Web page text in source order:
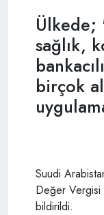
Ülkede;
sağlık,
birçok
Suudi
Değer Vergisi
bildirildi.